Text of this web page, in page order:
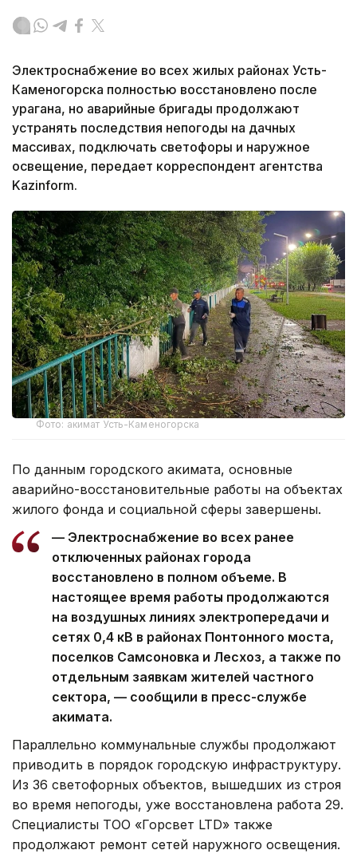
Электроснабжение во всех жилых районах Усть-
Каменогорска полностью восстановлено после
урагана, но аварийные бригады продолжают
устранять последствия непогоды на дачных
массивах, подключать светофоры и наружное
освещение, передает корреспондент агентства
Kazinform.
Фото: акимат Усть-Каменогорска
По данным городского акимата, основные
аварийно-восстановительные работы на объектах
жилого фонда и социальной сферы завершены.
— Электроснабжение во всех ранее
отключенных районах города
восстановлено в полном объеме. В
настоящее время работы продолжаются
на воздушных линиях электропередачи и
сетях 0,4 кВ в районах Понтонного моста,
поселков Самсоновка и Лесхоз, а также по
отдельным заявкам жителей частного
сектора, — сообщили в пресс-службе
акимата.
Параллельно коммунальные службы продолжают
приводить в порядок городскую инфраструктуру.
Из 36 светофорных объектов, вышедших из строя
во время непогоды, уже восстановлена работа 29.
Специалисты ТОО «Горсвет LTD» также
продолжают ремонт сетей наружного освещения.